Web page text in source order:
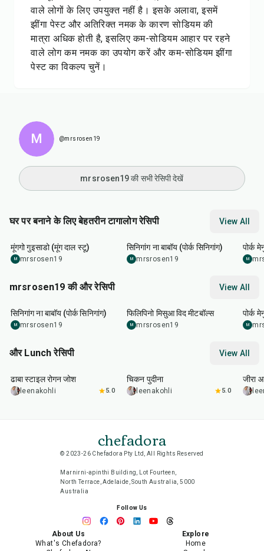
वाले लोगों के लिए उपयुक्त नहीं है। इसके अलावा, इसमें
झींगा पेस्ट और अतिरिक्त नमक के कारण सोडियम की
मात्रा अधिक होती है, इसलिए कम-सोडियम आहार पर रहने
वाले लोग कम नमक का उपयोग करें और कम-सोडियम झींगा
पेस्ट का विकल्प चुनें।
M @mrsrosen19
mrsrosen19 की सभी रेसिपी देखें
घर पर बनाने के लिए बेहतरीन टागालोग रेसिपी View All
15
मूंगगो गुइसाडो (मूंग दाल स्टू)
M mrsrosen19
hr 20
सिनिगांग ना बाबॉय (पोर्क सिनिगांग)
M mrsrosen19
पोर्क
M
mrsrosen19 की और रेसिपी View All
सिनिगांग ना बाबॉय (पोर्क सिनिगांग)
M mrsrosen19
फिलिपिनो मिसुआ विद मीटबॉल्स
M mrsrosen19
पोर्क
M
और Lunch रेसिपी View All
1
ढाबा स्टाइल रोगन जोश
leenakohli 5.0
चिकन पुदीना
leenakohli 5.0
जीरा
chefadora
© 2023-26 Chefadora Pty Ltd, All Rights Reserved
Marnirni-apinthi Building, Lot Fourteen,
North Terrace, Adelaide, South Australia, 5000
Australia
Follow Us
About Us
What's Chefadora?
Explore
Home